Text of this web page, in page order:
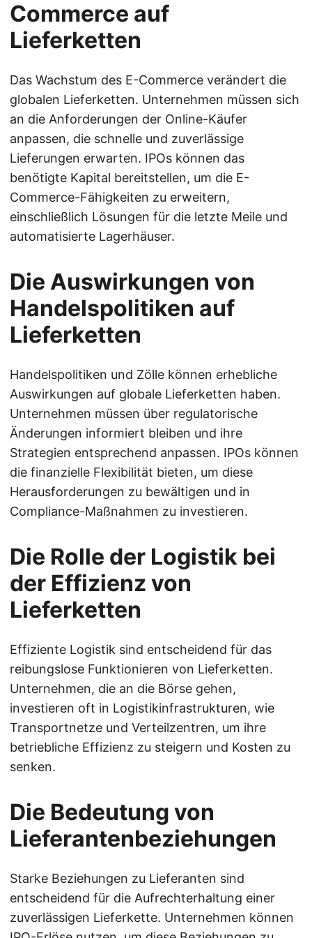
Commerce auf
Lieferketten
Das Wachstum des E-Commerce verändert die
globalen Lieferketten. Unternehmen müssen sich
an die Anforderungen der Online-Käufer
anpassen, die schnelle und zuverlässige
Lieferungen erwarten. IPOs können das
benötigte Kapital bereitstellen, um die E-
Commerce-Fähigkeiten zu erweitern,
einschließlich Lösungen für die letzte Meile und
automatisierte Lagerhäuser.
Die Auswirkungen von
Handelspolitiken auf
Lieferketten
Handelspolitiken und Zölle können erhebliche
Auswirkungen auf globale Lieferketten haben.
Unternehmen müssen über regulatorische
Änderungen informiert bleiben und ihre
Strategien entsprechend anpassen. IPOs können
die finanzielle Flexibilität bieten, um diese
Herausforderungen zu bewältigen und in
Compliance-Maßnahmen zu investieren.
Die Rolle der Logistik bei
der Effizienz von
Lieferketten
Effiziente Logistik sind entscheidend für das
reibungslose Funktionieren von Lieferketten.
Unternehmen, die an die Börse gehen,
investieren oft in Logistikinfrastrukturen, wie
Transportnetze und Verteilzentren, um ihre
betriebliche Effizienz zu steigern und Kosten zu
senken.
Die Bedeutung von
Lieferantenbeziehungen
Starke Beziehungen zu Lieferanten sind
entscheidend für die Aufrechterhaltung einer
zuverlässigen Lieferkette. Unternehmen können